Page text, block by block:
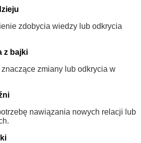
zdobycia wiedzy lub odkrycia
z bajki
zmiany lub odkrycia w
nawiązania nowych relacji lub